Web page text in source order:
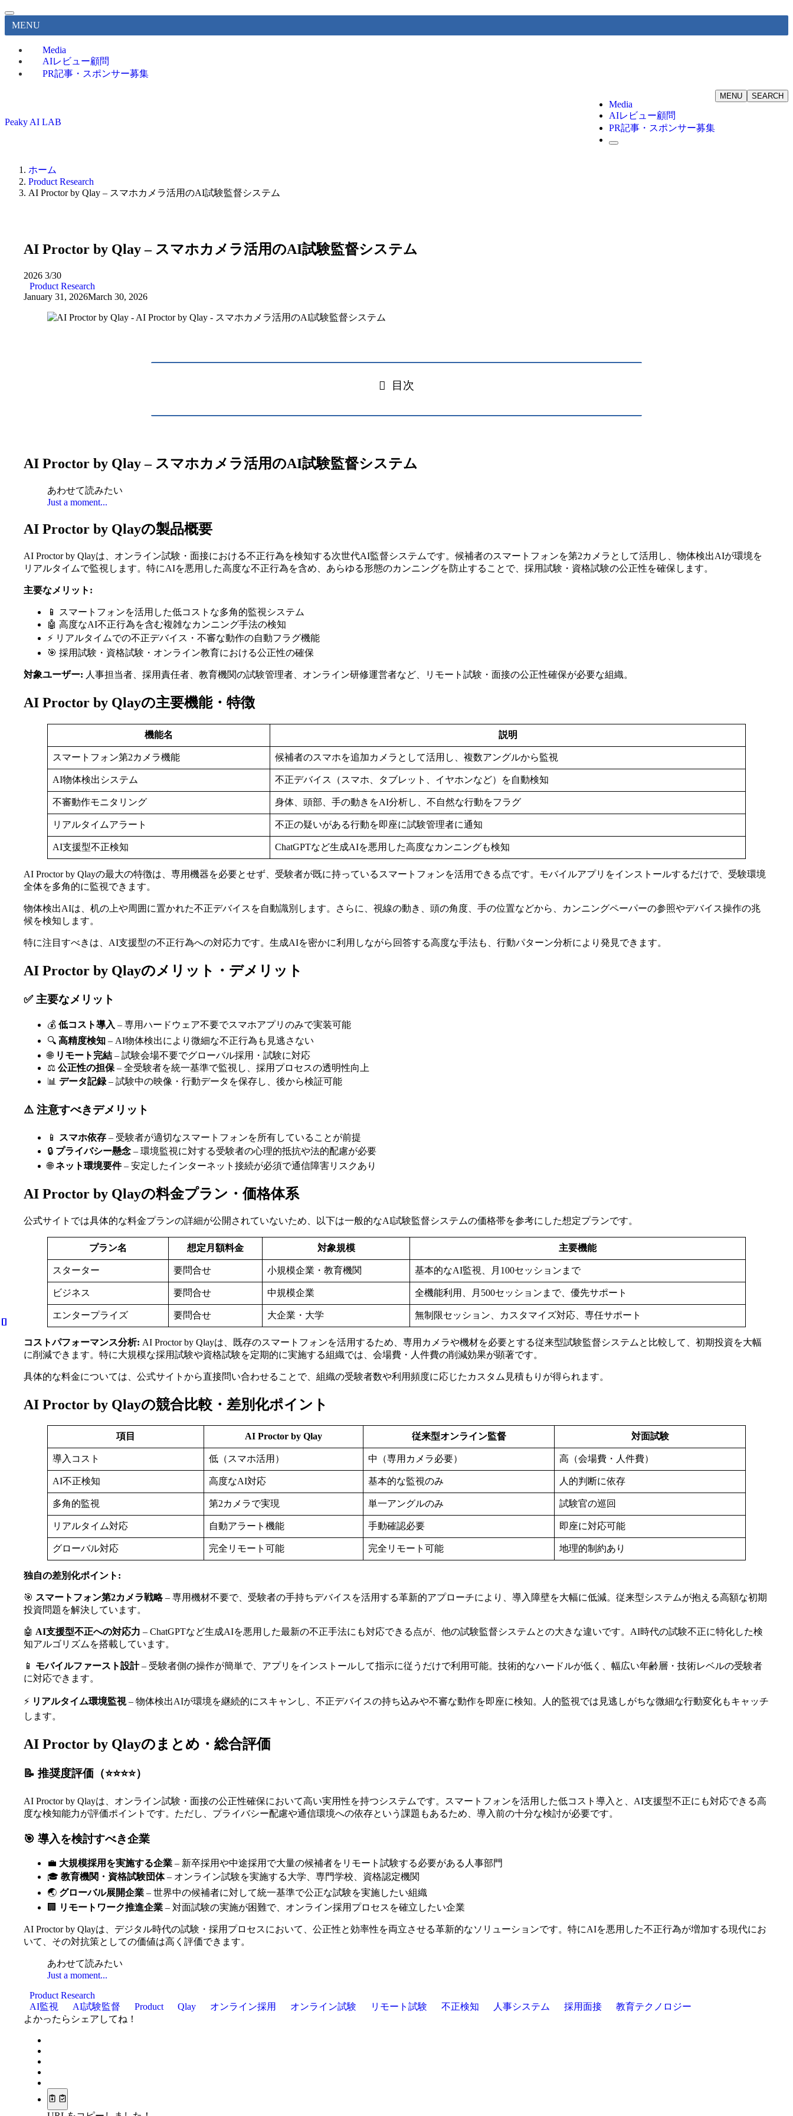
MENU
Media
AIレビュー顧問
PR記事・スポンサー募集
Peaky AI LAB
Media
AIレビュー顧問
PR記事・スポンサー募集
SEARCH
MENU
ホーム
Product Research
AI Proctor by Qlay – スマホカメラ活用のAI試験監督システム
AI Proctor by Qlay – スマホカメラ活用のAI試験監督システム
2026 3/30
Product Research
January 31, 2026March 30, 2026
目次
AI Proctor by Qlay – スマホカメラ活用のAI試験監督システム
あわせて読みたい
Just a moment...
AI Proctor by Qlayの製品概要
AI Proctor by Qlayは、オンライン試験・面接における不正行為を検知する次世代AI監督システムです。候補者のスマートフォンを第2カメラとして活用し、物体検出AIが環境を
リアルタイムで監視します。特にAIを悪用した高度な不正行為を含め、あらゆる形態のカンニングを防止することで、採用試験・資格試験の公正性を確保します。
主要なメリット:
📱 スマートフォンを活用した低コストな多角的監視システム
🤖 高度なAI不正行為を含む複雑なカンニング手法の検知
⚡ リアルタイムでの不正デバイス・不審な動作の自動フラグ機能
🎯 採用試験・資格試験・オンライン教育における公正性の確保
対象ユーザー: 人事担当者、採用責任者、教育機関の試験管理者、オンライン研修運営者など、リモート試験・面接の公正性確保が必要な組織。
AI Proctor by Qlayの主要機能・特徴
機能名 説明
スマートフォン第2カメラ機能 候補者のスマホを追加カメラとして活用し、複数アングルから監視
AI物体検出システム 不正デバイス（スマホ、タブレット、イヤホンなど）を自動検知
不審動作モニタリング 身体、頭部、手の動きをAI分析し、不自然な行動をフラグ
リアルタイムアラート 不正の疑いがある行動を即座に試験管理者に通知
AI支援型不正検知 ChatGPTなど生成AIを悪用した高度なカンニングも検知
AI Proctor by Qlayの最大の特徴は、専用機器を必要とせず、受験者が既に持っているスマートフォンを活用できる点です。モバイルアプリをインストールするだけで、受験環境
全体を多角的に監視できます。
物体検出AIは、机の上や周囲に置かれた不正デバイスを自動識別します。さらに、視線の動き、頭の角度、手の位置などから、カンニングペーパーの参照やデバイス操作の兆
候を検知します。
特に注目すべきは、AI支援型の不正行為への対応力です。生成AIを密かに利用しながら回答する高度な手法も、行動パターン分析により発見できます。
AI Proctor by Qlayのメリット・デメリット
✅ 主要なメリット
💰 低コスト導入 – 専用ハードウェア不要でスマホアプリのみで実装可能
🔍 高精度検知 – AI物体検出により微細な不正行為も見逃さない
🌐 リモート完結 – 試験会場不要でグローバル採用・試験に対応
⚖️ 公正性の担保 – 全受験者を統一基準で監視し、採用プロセスの透明性向上
📊 データ記録– 試験中の映像・行動データを保存し、後から検証可能
⚠️ 注意すべきデメリット
📱 スマホ依存 – 受験者が適切なスマートフォンを所有していることが前提
🔒 プライバシー懸念 – 環境監視に対する受験者の心理的抵抗や法的配慮が必要
🌐ネット環境要件– 安定したインターネット接続が必須で通信障害リスクあり
AI Proctor by Qlayの料金プラン・価格体系
公式サイトでは具体的な料金プランの詳細が公開されていないため、以下は一般的なAI試験監督システムの価格帯を参考にした想定プランです。
プラン名 想定月額料金 対象規模 主要機能
スターター 要問合せ 小規模企業・教育機関 基本的なAI監視、月100セッションまで
ビジネス 要問合せ 中規模企業 全機能利用、月500セッションまで、優先サポート
エンタープライズ 要問合せ 大企業・大学 無制限セッション、カスタマイズ対応、専任サポート
コストパフォーマンス分析: AI Proctor by Qlayは、既存のスマートフォンを活用するため、専用カメラや機材を必要とする従来型試験監督システムと比較して、初期投資を大幅
に削減できます。特に大規模な採用試験や資格試験を定期的に実施する組織では、会場費・人件費の削減効果が顕著です。
具体的な料金については、公式サイトから直接問い合わせることで、組織の受験者数や利用頻度に応じたカスタム見積もりが得られます。
AI Proctor by Qlayの競合比較・差別化ポイント
項目 AI Proctor by Qlay 従来型オンライン監督 対面試験
導入コスト 低（スマホ活用） 中（専用カメラ必要） 高（会場費・人件費）
AI不正検知 高度なAI対応 基本的な監視のみ 人的判断に依存
多角的監視 第2カメラで実現 単一アングルのみ 試験官の巡回
リアルタイム対応 自動アラート機能 手動確認必要 即座に対応可能
グローバル対応 完全リモート可能 完全リモート可能 地理的制約あり
独自の差別化ポイント:
🎯 スマートフォン第2カメラ戦略– 専用機材不要で、受験者の手持ちデバイスを活用する革新的アプローチにより、導入障壁を大幅に低減。従来型システムが抱える高額な初期
投資問題を解決しています。
🤖 AI支援型不正への対応力 – ChatGPTなど生成AIを悪用した最新の不正手法にも対応できる点が、他の試験監督システムとの大きな違いです。AI時代の試験不正に特化した検
知アルゴリズムを搭載しています。
📱 モバイルファースト設計– 受験者側の操作が簡単で、アプリをインストールして指示に従うだけで利用可能。技術的なハードルが低く、幅広い年齢層・技術レベルの受験者
に対応できます。
⚡ リアルタイム環境監視– 物体検出AIが環境を継続的にスキャンし、不正デバイスの持ち込みや不審な動作を即座に検知。人的監視では見逃しがちな微細な行動変化もキャッチ
します。
AI Proctor by Qlayのまとめ・総合評価
📝 推奨度評価（⭐️⭐️⭐️⭐️）
AI Proctor by Qlayは、オンライン試験・面接の公正性確保において高い実用性を持つシステムです。スマートフォンを活用した低コスト導入と、AI支援型不正にも対応できる高
度な検知能力が評価ポイントです。ただし、プライバシー配慮や通信環境への依存という課題もあるため、導入前の十分な検討が必要です。
🎯 導入を検討すべき企業
💼 大規模採用を実施する企業 – 新卒採用や中途採用で大量の候補者をリモート試験する必要がある人事部門
🎓 教育機関・資格試験団体– オンライン試験を実施する大学、専門学校、資格認定機関
🌏 グローバル展開企業 – 世界中の候補者に対して統一基準で公正な試験を実施したい組織
🏢
リモートワーク推進企業 – 対面試験の実施が困難で、オンライン採用プロセスを確立したい企業
AI Proctor by Qlayは、デジタル時代の試験・採用プロセスにおいて、公正性と効率性を両立させる革新的なソリューションです。特にAIを悪用した不正行為が増加する現代にお
いて、その対抗策としての価値は高く評価できます。
あわせて読みたい
Just a moment...
Product Research
AI監視
AI試験監督 Product Qlay オンライン採用 オンライン試験 リモート試験 不正検知 人事システム 採用面接
教育テクノロジー
よかったらシェアしてね！